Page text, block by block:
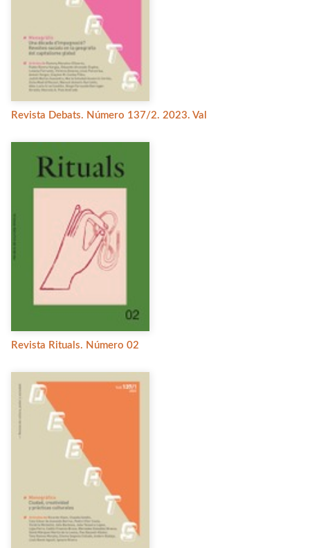
Revista Debats. Número 137/2. 2023. Val
Revista Rituals. Número 02